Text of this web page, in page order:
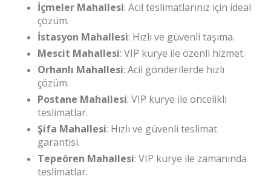
İçmeler Mahallesi: Acil teslimatlarınız için ideal
çözüm.
İstasyon Mahallesi: Hızlı ve güvenli taşıma.
Mescit Mahallesi: VIP kurye ile özenli hizmet.
Orhanlı Mahallesi: Acil gönderilerde hızlı
çözüm.
Postane Mahallesi: VIP kurye ile öncelikli
teslimatlar.
Şifa Mahallesi: Hızlı ve güvenli teslimat
garantisi.
Tepeören Mahallesi: VIP kurye ile zamanında
teslimatlar.